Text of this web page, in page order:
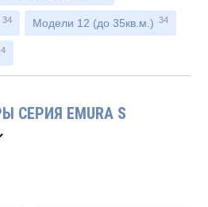
34 Модели 12 (до 35кв.м.) 34
4
СЕРИЯ EMURA S